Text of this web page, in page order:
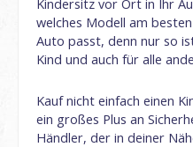
Kindersitz vor Ort in Ihr
welches Modell am
Auto passt, denn nur so
Kind und auch für alle
Kauf nicht einfach einen
ein großes Plus an
Händler, der in deiner